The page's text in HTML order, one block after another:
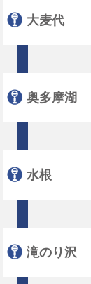
大麦代
奥多摩湖
水根
滝のり沢